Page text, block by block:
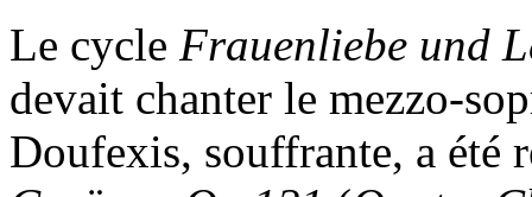
Le cycle Frauenliebe und
devait chanter le mezzo-
Doufexis, souffrante, a été